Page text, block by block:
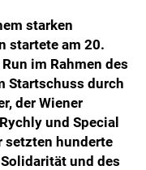
starken
startete am 20.
im Rahmen des
Startschuss durch
der Wiener
und Special
setzten hunderte
und des